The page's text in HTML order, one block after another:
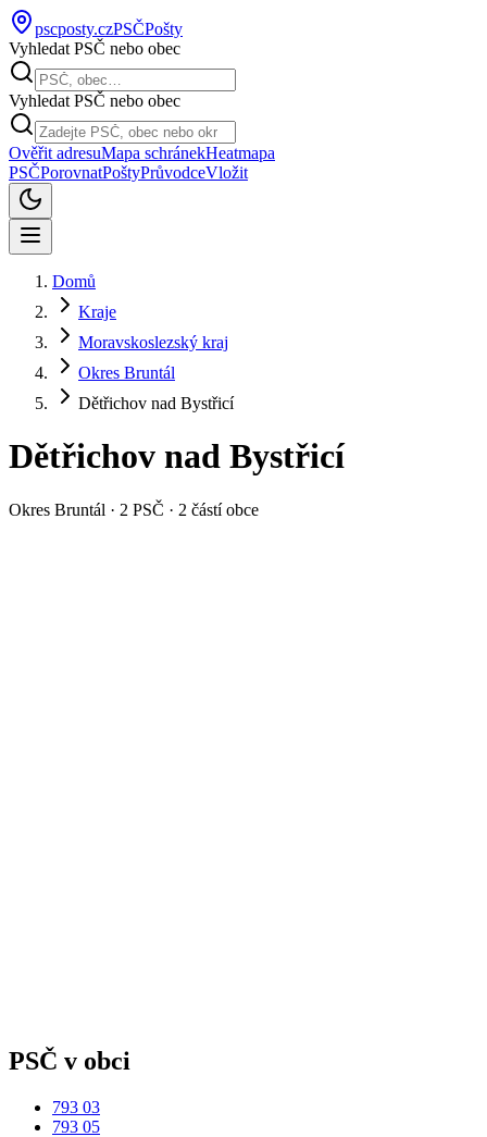
pscposty.czPSČPošty
Vyhledat PSČ nebo obec
Vyhledat PSČ nebo obec
Ověřit adresuMapa schránekHeatmapa
PSČPorovnatPoštyPrůvodceVložit
Domů
Kraje
Moravskoslezský kraj
Okres Bruntál
Dětřichov nad Bystřicí
Dětřichov nad Bystřicí
Okres Bruntál · 2 PSČ · 2 částí obce
PSČ v obci
793 03
793 05